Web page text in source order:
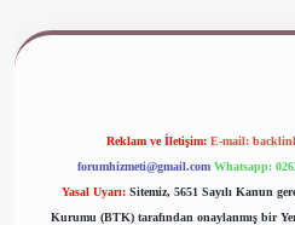
Reklam ve İletişim: E-mail:
forumhizmeti@gmail.com Whatsapp:
Yasal Uyarı: Sitemiz, 5651 Sayılı Kanun
Kurumu (BTK) tarafından onaylanmış bir